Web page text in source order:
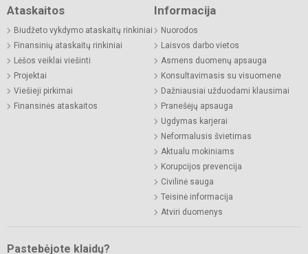
Ataskaitos
Biudžeto vykdymo ataskaitų rinkiniai
Finansinių ataskaitų rinkiniai
Lėšos veiklai viešinti
Projektai
Viešieji pirkimai
Finansinės ataskaitos
Informacija
Nuorodos
Laisvos darbo vietos
Asmens duomenų apsauga
Konsultavimasis su visuomene
Dažniausiai užduodami klausimai
Pranešėjų apsauga
Ugdymas karjerai
Neformalusis švietimas
Aktualu mokiniams
Korupcijos prevencija
Civilinė sauga
Teisinė informacija
Atviri duomenys
Pastebėjote klaidų?